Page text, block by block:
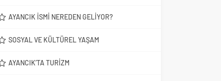
AYANCIK İSMI NEREDEN GELIYOR?
SOSYAL VE KÜLTÜREL YAŞAM
AYANCIK’TA TURIZM